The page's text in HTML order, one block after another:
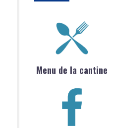
Menu de la cantine